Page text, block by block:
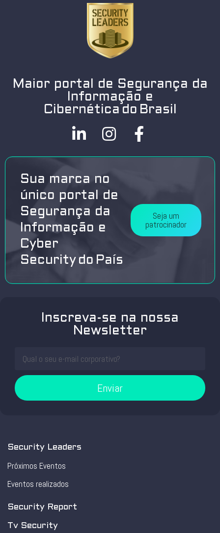
Maior portal de Segurança da
Informação e
Cibernética do Brasil
Sua marca no
único portal de
Segurança da
Informação e
Cyber
Security do País
Seja um
patrocinador
Inscreva-se na nossa
Newsletter
Enviar
Security Leaders
Próximos Eventos
Eventos realizados
Security Report
Tv Security